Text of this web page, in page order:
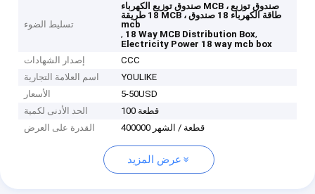
تسليط الضوء
صندوق توزيع الكهرباء MCB ، صندوق توزيع
18 طريقة MCB ، طاقة الكهرباء 18 صندوق
mcb
, 18 Way MCB Distribution Box,
Electricity Power 18 way mcb box
إصدار الشهادات
CCC
اسم العلامة التجارية
YOULIKE
الأسعار
5-50USD
الحد الأدنى لكمية
100 قطعة
القدرة على العرض
400000 قطعة / الشهر
عرض المزيد